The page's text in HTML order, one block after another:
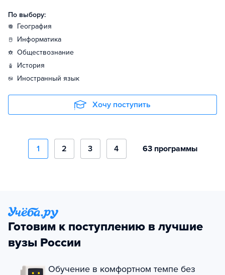
По выбору:
география
информатика
обществознание
история
иностранный язык
Хочу поступить
1 2 3 4 63 программы
Готовим к поступлению в лучшие
вузы России
Обучение в комфортном темпе без